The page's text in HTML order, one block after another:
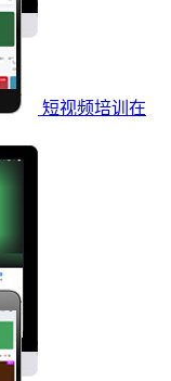
短视频培训在